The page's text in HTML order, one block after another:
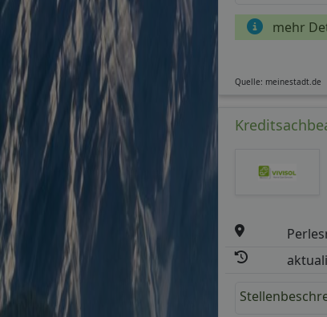
mehr
Quelle: meinestadt.de